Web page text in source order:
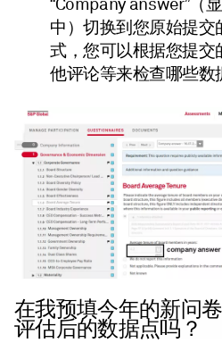
“Company answer”（
中）切换到您原始提
式，您可以根据您提
他评论等来检查哪些数
在我预填今年的新问
评估后的数据点吗？